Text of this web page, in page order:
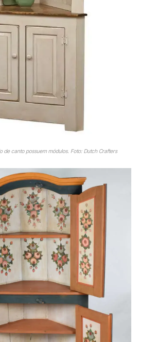
de canto possuem módulos. Foto: Dutch Crafters